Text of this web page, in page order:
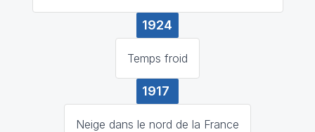
1924
Temps froid
1917
Neige dans le nord de la France